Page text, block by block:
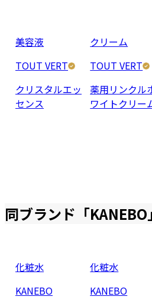
美容液
TOUT VERT
クリスタルエッ
センス
クリーム
TOUT VERT
薬用リンクル
ワイトクリー
同ブランド「KANEBO
化粧水
KANEBO
化粧水
KANEBO